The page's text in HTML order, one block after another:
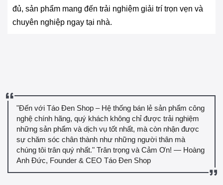
đủ, sản phẩm mang đến trải nghiệm giải trí trọn vẹn và
chuyên nghiệp ngay tại nhà.
"Đến với Táo Đen Shop – Hệ thống bán lẻ sản phẩm công
nghệ chính hãng, quý khách không chỉ được trải nghiệm
những sản phẩm và dịch vụ tốt nhất, mà còn nhận được
sự chăm sóc chân thành như những người thân mà
chúng tôi trân quý nhất." Trân trọng và Cảm Ơn! — Hoàng
Anh Đức, Founder & CEO Táo Đen Shop